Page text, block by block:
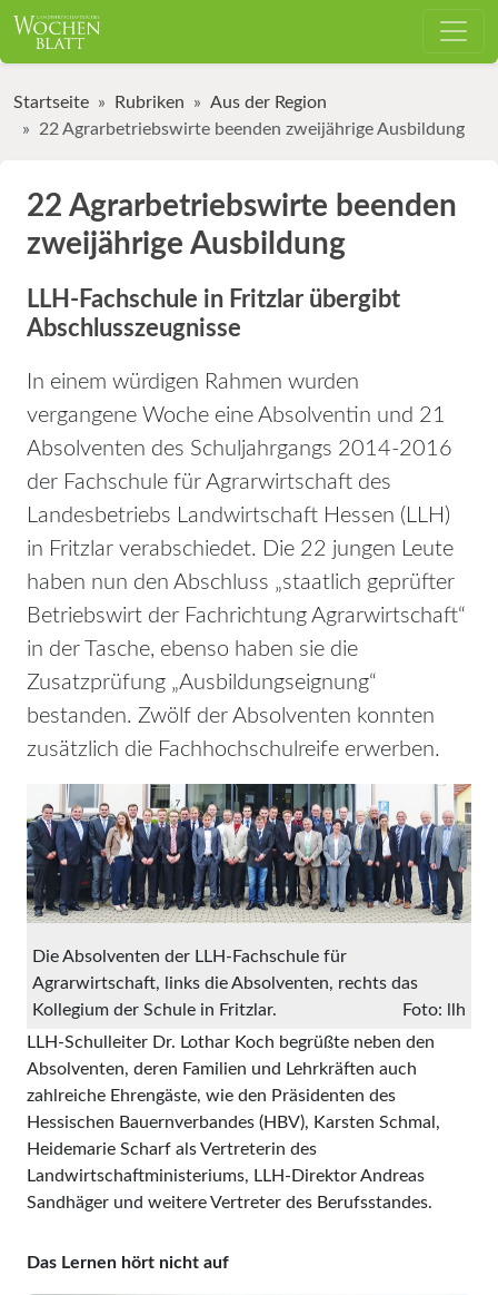
Startseite Rubriken
Aus der Region
22 Agrarbetriebswirte beenden zweijährige Ausbildung
22 Agrarbetriebswirte beenden
zweijährige Ausbildung
LLH-Fachschule in Fritzlar übergibt
Abschlusszeugnisse
In einem würdigen Rahmen wurden
vergangene Woche eine Absolventin und 21
Absolventen des Schuljahrgangs 2014-2016
der Fachschule für Agrarwirtschaft des
Landesbetriebs Landwirtschaft Hessen (LLH)
in Fritzlar verabschiedet. Die 22 jungen Leute
haben nun den Abschluss „staatlich geprüfter
Betriebswirt der Fachrichtung Agrarwirtschaft“
in der Tasche, ebenso haben sie die
Zusatzprüfung „Ausbildungseignung“
bestanden. Zwölf der Absolventen konnten
zusätzlich die Fachhochschulreife erwerben.
Die Absolventen der LLH-Fachschule für
Agrarwirtschaft, links die Absolventen, rechts das
Kollegium der Schule in Fritzlar.
Foto: llh
LLH-Schulleiter Dr. Lothar Koch begrüßte neben den
Absolventen, deren Familien und Lehrkräften auch
zahlreiche Ehrengäste, wie den Präsidenten des
Hessischen Bauernverbandes (HBV), Karsten Schmal,
Heidemarie Scharf als Vertreterin des
Landwirtschaftministeriums, LLH-Direktor Andreas
Sandhäger und weitere Vertreter des Berufsstandes.
Das Lernen hört nicht auf